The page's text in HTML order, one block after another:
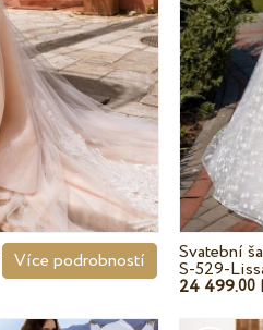
Více podrobností Svatební
S-529-
24 499.00